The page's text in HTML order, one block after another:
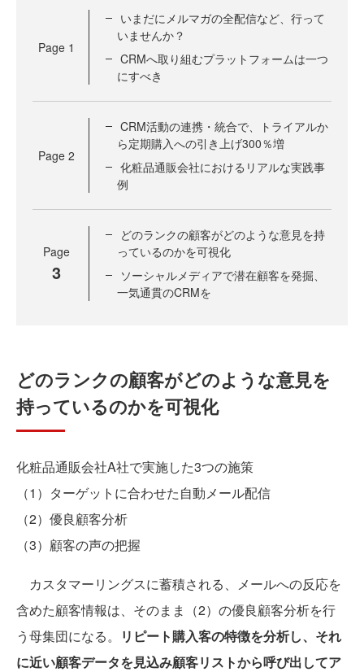
Page 1
いまだにメルマガの全配信など、行って
いませんか？
CRMへ取り組むプラットフォームは一つ
にすべき
Page 2
CRM活動の連携・統合で、トライアルか
ら定期購入への引き上げ300％増
化粧品通販会社におけるリアルな実践事
例
Page
3
どのランクの顧客がどのような意見を持
っているのかを可視化
ソーシャルメディアで潜在顧客を発掘、
一気通貫のCRMを
どのランクの顧客がどのような意見を
持っているのかを可視化
化粧品通販会社A社で実施した3つの施策
（1）ターゲットに合わせた自動メール配信
（2）優良顧客分析
（3）顧客の声の把握
カスタマーリングスに蓄積される、メールへの反応を
含めた顧客情報は、そのまま（2）の優良顧客分析を行
う母集団になる。
リピート購入客の特徴を分析し、それ
に近い顧客データを見込み顧客リストから呼び出してア